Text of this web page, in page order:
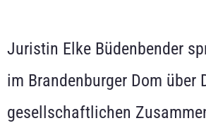
Juristin Elke Büdenbender
im Brandenburger Dom über
gesellschaftlichen